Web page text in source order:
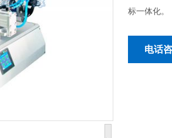
标一体化。
电话